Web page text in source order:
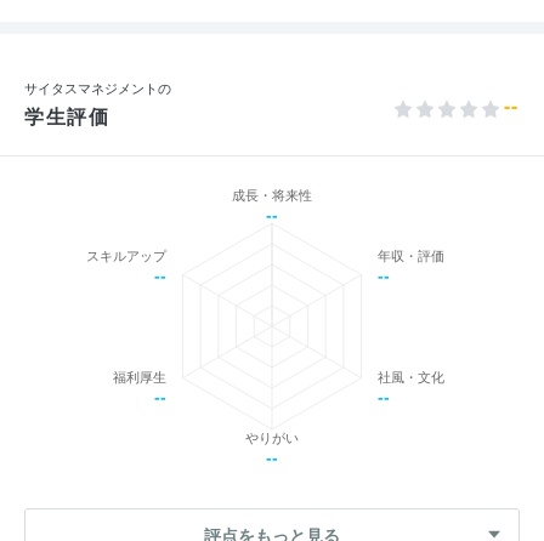
サイタスマネジメントの
学生評価 --
成長・将来性
--
年収・評価
--
社風・文化
--
やりがい
--
福利厚生
--
スキルアップ
--
評点をもっと見る